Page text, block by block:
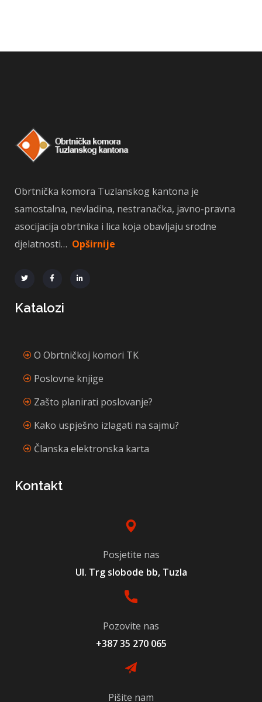
Obrtnička komora Tuzlanskog kantona je
samostalna, nevladina, nestranačka, javno-pravna
asocijacija obrtnika i lica koja obavljaju srodne
djelatnosti… Opširnije
Katalozi
O Obrtničkoj komori TK
Poslovne knjige
Zašto planirati poslovanje?
Kako uspješno izlagati na sajmu?
Članska elektronska karta
Kontakt
Posjetite nas
Ul. Trg slobode bb, Tuzla
Pozovite nas
+387 35 270 065
Pišite nam